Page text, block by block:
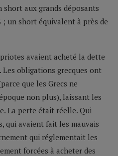
aux grands déposants
; un short équivalent à près de
avaient acheté la dette
Les obligations grecques ont
que les Grecs ne
non plus), laissant les
La perte était réelle. Qui
qui avaient fait les mauvais
qui réglementait les
forcées à acheter des